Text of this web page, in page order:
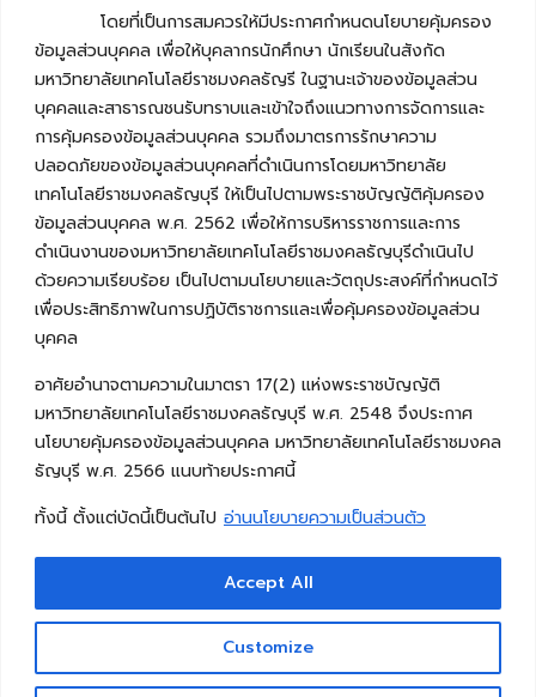
โดยที่เป็นการสมควรให้มีประกาศกำหนดนโยบายคุ้มครอง
ข้อมูลส่วนบุคคล เพื่อให้บุคลากรนักศึกษา นักเรียนในสังกัด
มหาวิทยาลัยเทคโนโลยีราชมงคลธัญรี ในฐานะเจ้าของข้อมูลส่วน
บุคคลและสาธารณชนรับทราบและเข้าใจถึงแนวทางการจัดการและ
การคุ้มครองข้อมูลส่วนบุคคล รวมถึงมาตรการรักษาความ
ปลอดภัยของข้อมูลส่วนบุคคลที่ดำเนินการโดยมหาวิทยาลัย
เทคโนโลยีราชมงคลธัญบุรี ให้เป็นไปตามพระราชบัญญัติคุ้มครอง
ข้อมูลส่วนบุคคล พ.ศ. 2562 เพื่อให้การบริหารราชการและการ
ดำเนินงานของมหาวิทยาลัยเทคโนโลยีราชมงคลธัญบุรีดำเนินไป
ด้วยความเรียบร้อย เป็นไปตามนโยบายและวัตถุประสงค์ที่กำหนดไว้
เพื่อประสิทธิภาพในการปฏิบัติราชการและเพื่อคุ้มครองข้อมูลส่วน
บุคคล
อาศัยอำนาจตามความในมาตรา 17(2) แห่งพระราชบัญญัติ
มหาวิทยาลัยเทคโนโลยีราชมงคลธัญบุรี พ.ศ. 2548 จึงประกาศ
นโยบายคุ้มครองข้อมูลส่วนบุคคล มหาวิทยาลัยเทคโนโลยีราชมงคล
ธัญบุรี พ.ศ. 2566 แนบท้ายประกาศนี้
ทั้งนี้ ตั้งแต่บัดนี้เป็นต้นไป อ่านนโยบายความเป็นส่วนตัว
Customize
Accept All
Copyright © 2026 คณะวิศวกรรมศาสตร์ มหาวิทยาลัย
เทคโนโลยีราชมงคลธัญบุรี